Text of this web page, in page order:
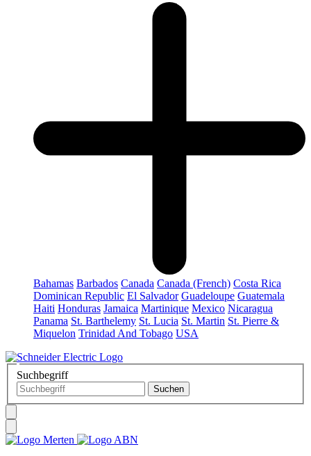
Bahamas Barbados Canada Canada (French) Costa Rica
Dominican Republic El Salvador Guadeloupe Guatemala
Haiti Honduras Jamaica Martinique Mexico Nicaragua
Panama St. Barthelemy St. Lucia St. Martin St. Pierre &
Miquelon Trinidad And Tobago USA
Suchbegriff